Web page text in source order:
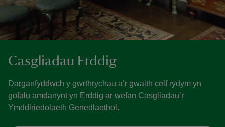
Casgliadau Erddig
Darganfyddwch y gwrthrychau a’r gwaith celf rydym yn
gofalu amdanynt yn Erddig ar wefan Casgliadau’r
Ymddiriedolaeth Genedlaethol.